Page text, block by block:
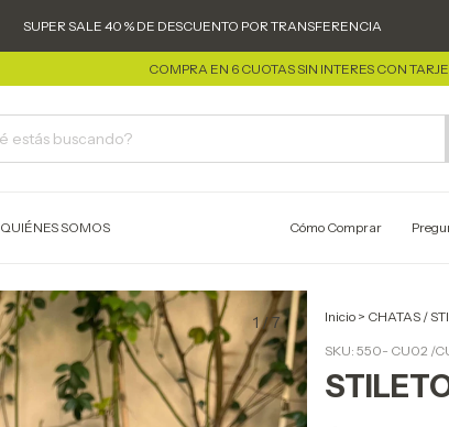
SUPER SALE 40 % DE DESCUENTO POR TRANSFERENCIA
COMPRA EN 6 CUOTAS SIN INTERES CON TARJETA
QUIÉNES SOMOS Cómo Comprar
1/7 Inicio > CHATAS /
SKU: 550- CU02 /